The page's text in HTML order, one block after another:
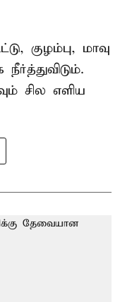
குழம்பு, மாவு
சில எளிய